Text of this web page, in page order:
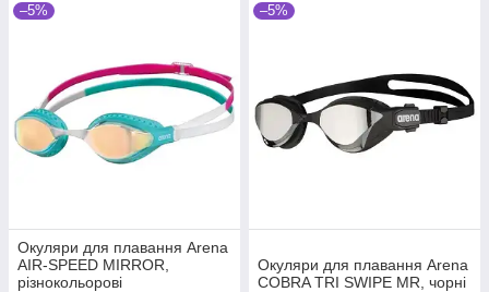
–5%
Окуляри для плавання Arena
AIR-SPEED MIRROR,
різнокольорові
–5%
Окуляри для плавання Arena
COBRA TRI SWIPE MR, чорні